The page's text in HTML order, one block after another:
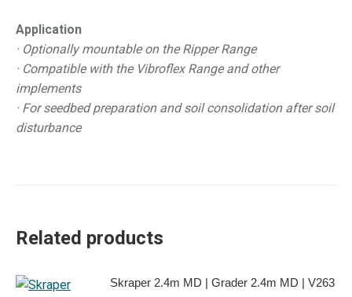
Application
· Optionally mountable on the Ripper Range
· Compatible with the Vibroflex Range and other
implements
· For seedbed preparation and soil consolidation after soil
disturbance
Related products
Skraper 2.4m MD | Grader 2.4m MD | V263